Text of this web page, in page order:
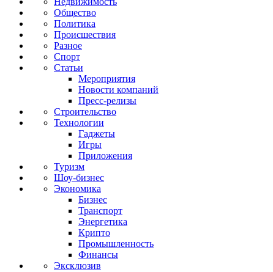
Общество
Политика
Происшествия
Разное
Спорт
Статьи
Мероприятия
Новости компаний
Пресс-релизы
Строительство
Технологии
Гаджеты
Игры
Приложения
Туризм
Шоу-бизнес
Экономика
Бизнес
Транспорт
Энергетика
Крипто
Промышленность
Финансы
Эксклюзив